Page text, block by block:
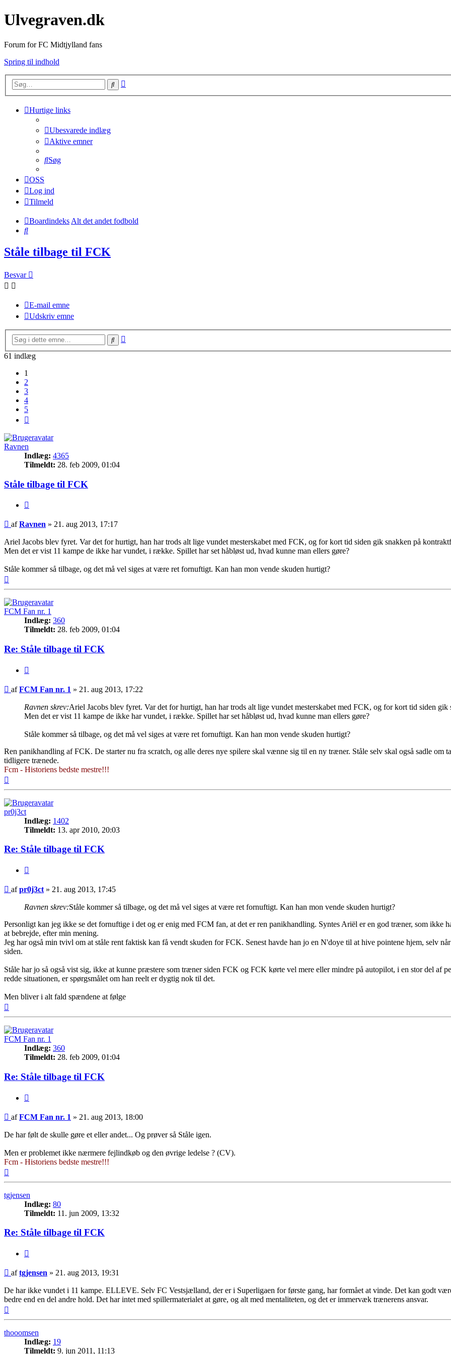
Ulvegraven.dk
Forum for FC Midtjylland fans
Spring til indhold
Søg
Hurtige links
Ubesvarede indlæg
Aktive emner
Søg
OSS
Log ind
Tilmeld
BoardindeksAlt det andet fodbold
Søg
Ståle tilbage til FCK
Besvar
E-mail emne
Udskriv emne
Søg
61 indlæg
1
2
3
4
5
Ravnen
Indlæg: 4365
Tilmeldt: 28. feb 2009, 01:04
Ståle tilbage til FCK
Indlæg
afRavnen » 21. aug 2013, 17:17
Ariel Jacobs blev fyret. Var det for hurtigt, han har trods alt lige vundet mesterskabet med FCK, og for kort tid siden gik snakken på
Men det er vist 11 kampe de ikke har vundet, i række. Spillet har set håbløst ud, hvad kunne man ellers gøre?
Ståle kommer så tilbage, og det må vel siges at være ret fornuftigt. Kan han mon vende skuden hurtigt?
FCM Fan nr. 1
Indlæg: 360
Tilmeldt: 28. feb 2009, 01:04
Re: Ståle tilbage til FCK
Indlæg
afFCM Fan nr. 1 » 21. aug 2013, 17:22
Ravnen skrev:Ariel Jacobs blev fyret. Var det for hurtigt, han har trods alt lige vundet mesterskabet med FCK, og for kort tid siden
Men det er vist 11 kampe de ikke har vundet, i række. Spillet har set håbløst ud, hvad kunne man ellers gøre?
Ståle kommer så tilbage, og det må vel siges at være ret fornuftigt. Kan han mon vende skuden hurtigt?
Ren panikhandling af FCK. De starter nu fra scratch, og alle deres nye spilere skal vænne sig til en ny træner. Ståle selv skal også sadle om
tidligere trænede.
Fcm - Historiens bedste mestre!!!
pr0j3ct
Indlæg: 1402
Tilmeldt: 13. apr 2010, 20:03
Re: Ståle tilbage til FCK
Indlæg
afpr0j3ct » 21. aug 2013, 17:45
Ravnen skrev:Ståle kommer så tilbage, og det må vel siges at være ret fornuftigt. Kan han mon vende skuden hurtigt?
Personligt kan jeg ikke se det fornuftige i det og er enig med FCM fan, at det er ren panikhandling. Syntes Ariël er en god træner, som ikke
at bebrejde, efter min mening.
Jeg har også min tvivl om at ståle rent faktisk kan få vendt skuden for FCK. Senest havde han jo en N'doye til at hive pointene hjem, selv
siden.
Ståle har jo så også vist sig, ikke at kunne præstere som træner siden FCK og FCK kørte vel mere eller mindre på autopilot, i en stor del af
redde situationen, er spørgsmålet om han reelt er dygtig nok til det.
Men bliver i alt fald spændene at følge
FCM Fan nr. 1
Indlæg: 360
Tilmeldt: 28. feb 2009, 01:04
Re: Ståle tilbage til FCK
Indlæg
afFCM Fan nr. 1 » 21. aug 2013, 18:00
De har følt de skulle gøre et eller andet... Og prøver så Ståle igen.
Men er problemet ikke nærmere fejlindkøb og den øvrige ledelse ? (CV).
Fcm - Historiens bedste mestre!!!
tgjensen
Indlæg: 80
Tilmeldt: 11. jun 2009, 13:32
Re: Ståle tilbage til FCK
Indlæg
aftgjensen » 21. aug 2013, 19:31
De har ikke vundet i 11 kampe. ELLEVE. Selv FC Vestsjælland, der er i Superligaen for første gang, har formået at vinde. Det kan godt
bedre end en del andre hold. Det har intet med spillermaterialet at gøre, og alt med mentaliteten, og det er immervæk trænerens ansvar.
thooomsen
Indlæg: 19
Tilmeldt: 9. jun 2011, 11:13